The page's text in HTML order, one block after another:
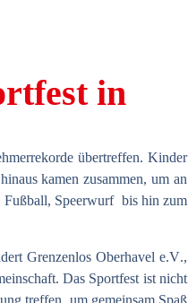
in
übertreffen. Kinder
kamen zusammen, um an
Fußball, Speerwurf bis hin zum
Grenzenlos Oberhavel e.V.,
Das Sportfest ist nicht
treffen, um gemeinsam Spaß